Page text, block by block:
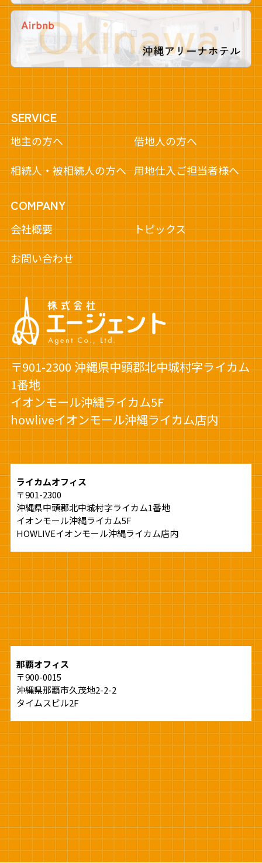
〒901-2300 沖縄県中頭郡北中城村字ライカム
1番地
イオンモール沖縄ライカム5F
howliveイオンモール沖縄ライカム店内
SERVICE
地主の方へ
借地人の方へ
相続人・被相続人の方へ 用地仕入ご担当者様へ
COMPANY
会社概要
トピックス
お問い合わせ
ライカムオフィス
〒901-2300
沖縄県中頭郡北中城村字ライカム1番地
イオンモール沖縄ライカム5F
HOWLIVEイオンモール沖縄ライカム店内
那覇オフィス
〒900-0015
沖縄県那覇市久茂地2-2-2
タイムスビル2F